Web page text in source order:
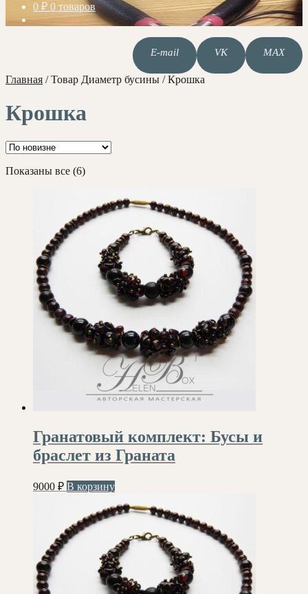
0 ₽ 0 товаров
E-mail VK MAX
Главная /Товар Диаметр бусины /Крошка
Крошка
Показаны все (6)Сортировка:
Гранатовый комплект: Бусы и
браслет из Граната
9000 ₽ В корзину